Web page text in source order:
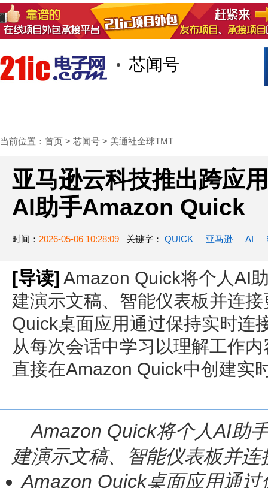
芯闻号
当前位置： 首页 > 芯闻号 > 美通社全球TMT
亚马逊云科技推出跨应
AI助手Amazon Quick
时间： 2026-05-06 10:28:09 关键字： QUICK 亚马逊 AI
[导读] Amazon Quick将个人AI
建演示文稿、智能仪表板并连
Quick桌面应用通过保持实时连
从每次会话中学习以理解工作
直接在Amazon Quick中创建实
Amazon Quick将个人AI助
建演示文稿、智能仪表板并
Amazon Quick桌面应用通过